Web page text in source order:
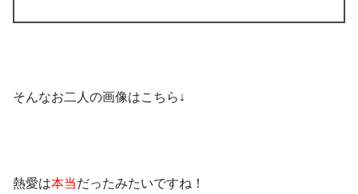
そんなお二人の画像はこちら↓
熱愛は本当だったみたいですね！